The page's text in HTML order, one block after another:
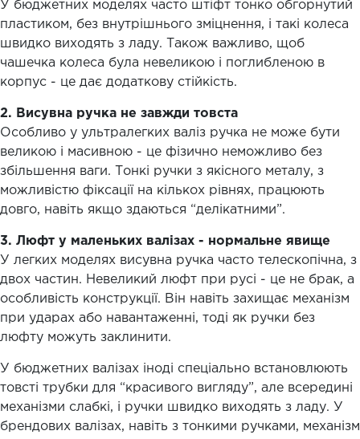
У бюджетних моделях часто штіфт тонко обгорнутий
пластиком, без внутрішнього зміцнення, і такі колеса
швидко виходять з ладу. Також важливо, щоб
чашечка колеса була невеликою і поглибленою в
корпус - це дає додаткову стійкість.
2. Висувна ручка не завжди товста
Особливо у ультралегких валіз ручка не може бути
великою і масивною - це фізично неможливо без
збільшення ваги. Тонкі ручки з якісного металу, з
можливістю фіксації на кількох рівнях, працюють
довго, навіть якщо здаються “делікатними”.
3. Люфт у маленьких валізах - нормальне явище
У легких моделях висувна ручка часто телескопічна, з
двох частин. Невеликий люфт при русі - це не брак, а
особливість конструкції. Він навіть захищає механізм
при ударах або навантаженні, тоді як ручки без
люфту можуть заклинити.
У бюджетних валізах іноді спеціально встановлюють
товсті трубки для “красивого вигляду”, але всередині
механізми слабкі, і ручки швидко виходять з ладу. У
брендових валізах, навіть з тонкими ручками, механізм